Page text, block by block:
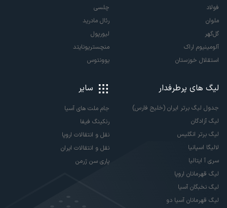
فولاد
ملوان
گل‌گهر
آلومینیوم اراک
استقلال خوزستان
چلسی
رئال مادرید
لیورپول
منچستریونایتد
یوونتوس
لیگ های پرطرفدار
جدول لیگ برتر ایران (خلیج فارس)
لیگ آزادگان
لیگ برتر انگلیس
لالیگا اسپانیا
سری آ ایتالیا
لیگ قهرمانان اروپا
لیگ نخبگان آسیا
لیگ قهرمانان آسیا دو
سایر
جام ملت های آسیا
رنکینگ فیفا
نقل و انتقالات اروپا
نقل و انتقالات ایران
پاری سن ژرمن